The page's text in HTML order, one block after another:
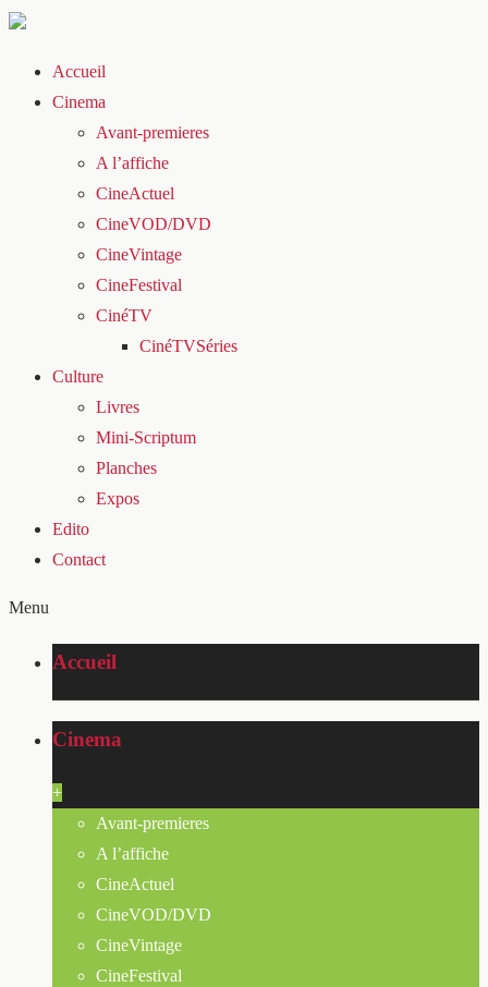
Accueil
Cinema
Avant-premieres
A l’affiche
CineActuel
CineVOD/DVD
CineVintage
CineFestival
CinéTV
CinéTVSéries
Culture
Livres
Mini-Scriptum
Planches
Expos
Edito
Contact
Menu
Accueil
Cinema
+
Avant-premieres
A l’affiche
CineActuel
CineVOD/DVD
CineVintage
CineFestival